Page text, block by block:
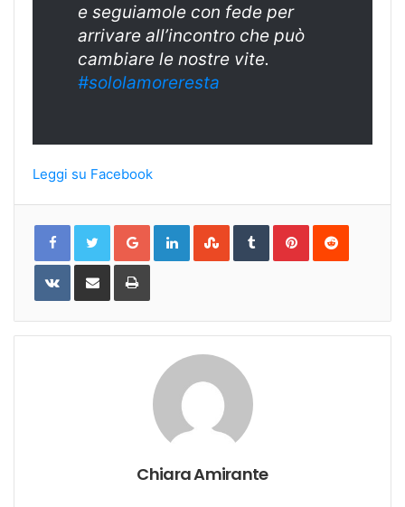
e seguiamole con fede per
arrivare all’incontro che può
cambiare le nostre vite.
#sololamoreresta
Leggi su Facebook
Google+LinkedInStumbleUpon
TumblrPinterestReddit
VKontakteShare
Email
Print
Chiara Amirante